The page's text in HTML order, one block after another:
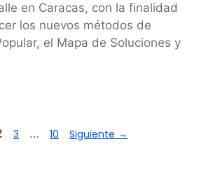
en Caracas, con la finalidad
los nuevos métodos de
el Mapa de Soluciones y
3 … 10 Siguiente →